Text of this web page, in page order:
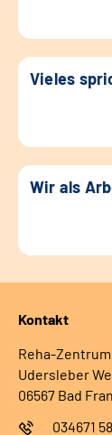
Vieles
Wir als
Kontakt
Reha-
Udersleber
06567 Bad
034671